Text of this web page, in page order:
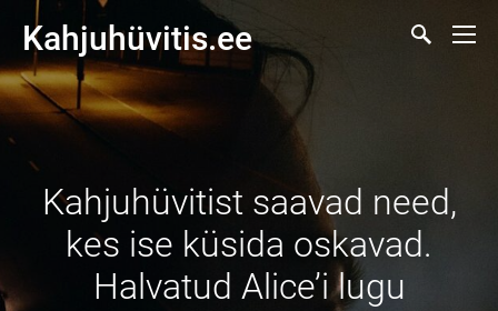
Kahjuhüvitis.ee
Kahjuhüvitist saavad need,
kes ise küsida oskavad.
Halvatud Alice’i lugu